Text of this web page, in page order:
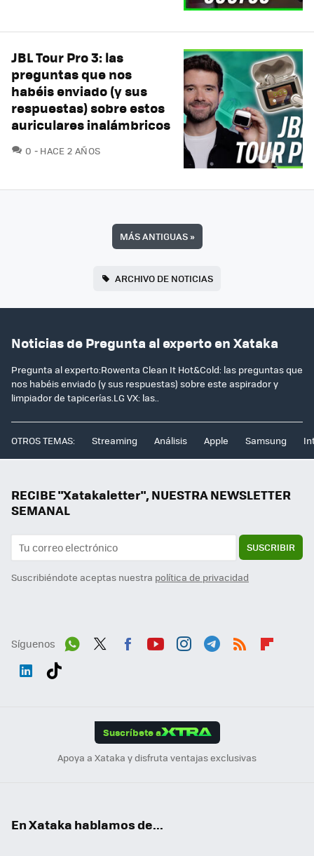
JBL Tour Pro 3: las
preguntas que nos
habéis enviado (y sus
respuestas) sobre estos
auriculares inalámbricos
0 COMENTARIOS
HACE 2 AÑOS
MÁS ANTIGUAS»
ARCHIVO DE NOTICIAS
Noticias de Pregunta al experto en Xataka
Pregunta al experto:Rowenta Clean It Hot&Cold: las preguntas que
nos habéis enviado (y sus respuestas) sobre este aspirador y
limpiador de tapicerías.LG VX: las..
OTROS TEMAS: Streaming Análisis Apple Samsung
RECIBE "Xatakaletter", NUESTRA NEWSLETTER
SEMANAL
SUSCRIBIR
Suscribiéndote aceptas nuestra política de privacidad
Síguenos
Suscríbete a
Apoya a Xataka y disfruta ventajas exclusivas
En Xataka hablamos de...